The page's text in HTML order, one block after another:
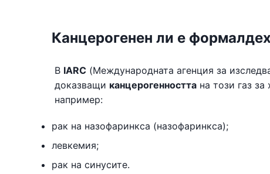
Канцерогенен ли е
В IARC (Международната агенция за
доказващи канцерогенността на този газ
например:
рак на назофаринкса (назофаринкса);
левкемия;
рак на синусите.